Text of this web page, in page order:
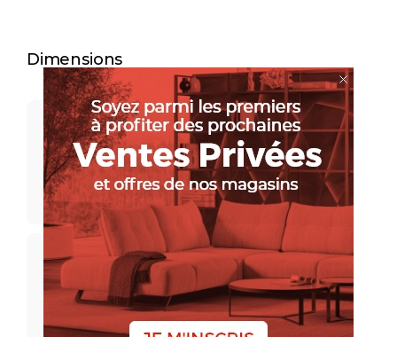
Dimensions
L. 196
L.216